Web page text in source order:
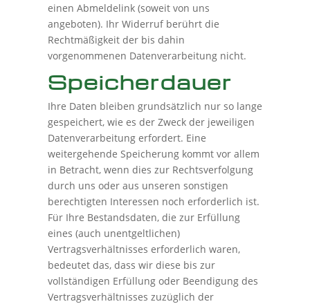
einen Abmeldelink (soweit von uns
angeboten). Ihr Widerruf berührt die
Rechtmäßigkeit der bis dahin
vorgenommenen Datenverarbeitung nicht.
Speicherdauer
Ihre Daten bleiben grundsätzlich nur so lange
gespeichert, wie es der Zweck der jeweiligen
Datenverarbeitung erfordert. Eine
weitergehende Speicherung kommt vor allem
in Betracht, wenn dies zur Rechtsverfolgung
durch uns oder aus unseren sonstigen
berechtigten Interessen noch erforderlich ist.
Für Ihre Bestandsdaten, die zur Erfüllung
eines (auch unentgeltlichen)
Vertragsverhältnisses erforderlich waren,
bedeutet das, dass wir diese bis zur
vollständigen Erfüllung oder Beendigung des
Vertragsverhältnisses zuzüglich der